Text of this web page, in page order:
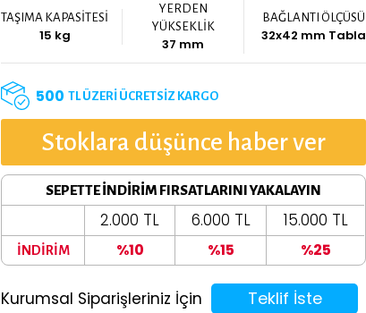
TAŞIMA KAPASİTESİ
15 kg
YERDEN
YÜKSEKLİK
37 mm
BAĞLANTI ÖLÇÜSÜ
32x42 mm Tabla
500 TL ÜZERİ ÜCRETSİZ KARGO
Stoklara düşünce haber ver
SEPETTE İNDİRİM FIRSATLARINI YAKALAYIN
2.000 TL 6.000 TL 15.000 TL
İNDİRİM %10 %15 %25
Kurumsal Siparişleriniz İçin Teklif İste